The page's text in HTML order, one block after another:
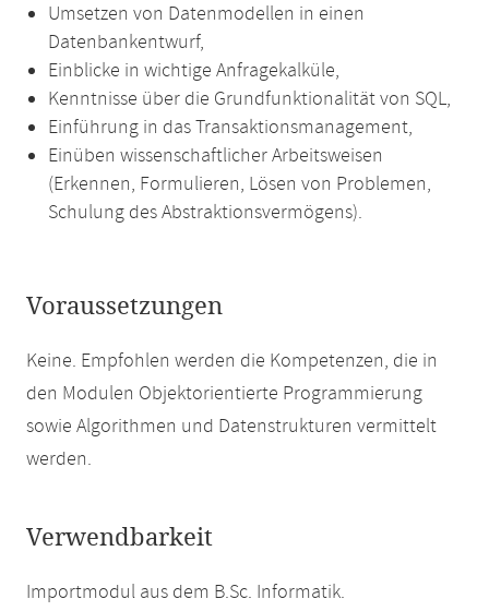
Umsetzen von Datenmodellen in einen
Datenbankentwurf,
Einblicke in wichtige Anfragekalküle,
Kenntnisse über die Grundfunktionalität von SQL,
Einführung in das Transaktionsmanagement,
Einüben wissenschaftlicher Arbeitsweisen
(Erkennen, Formulieren, Lösen von Problemen,
Schulung des Abstraktionsvermögens).
Voraussetzungen
Keine. Empfohlen werden die Kompetenzen, die in
den Modulen Objektorientierte Programmierung
sowie Algorithmen und Datenstrukturen vermittelt
werden.
Verwendbarkeit
Importmodul aus dem B.Sc. Informatik.